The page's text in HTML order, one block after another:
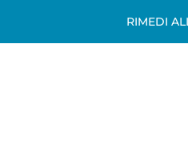
RIMEDI